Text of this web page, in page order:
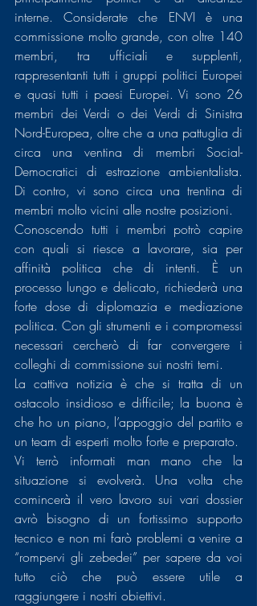
interne. Considerate che ENVI è una
commissione molto grande, con oltre 140
membri, tra ufficiali e supplenti,
rappresentanti tutti i gruppi politici Europei
e quasi tutti i paesi Europei. Vi sono 26
membri dei Verdi o dei Verdi di Sinistra
Nord-Europea, oltre che a una pattuglia di
circa una ventina di membri Social-
Democratici di estrazione ambientalista.
Di contro, vi sono circa una trentina di
membri molto vicini alle nostre posizioni.
Conoscendo tutti i membri potrò capire
con quali si riesce a lavorare, sia per
affinità politica che di intenti. È un
processo lungo e delicato, richiederà una
forte dose di diplomazia e mediazione
politica. Con gli strumenti e i compromessi
necessari cercherò di far convergere i
colleghi di commissione sui nostri temi.
La cattiva notizia è che si tratta di un
ostacolo insidioso e difficile; la buona è
che ho un piano, l’appoggio del partito e
un team di esperti molto forte e preparato.
Vi terrò informati man mano che la
situazione si evolverà. Una volta che
comincerà il vero lavoro sui vari dossier
avrò bisogno di un fortissimo supporto
tecnico e non mi farò problemi a venire a
“rompervi gli zebedei” per sapere da voi
tutto ciò che può essere utile a
raggiungere i nostri obiettivi.